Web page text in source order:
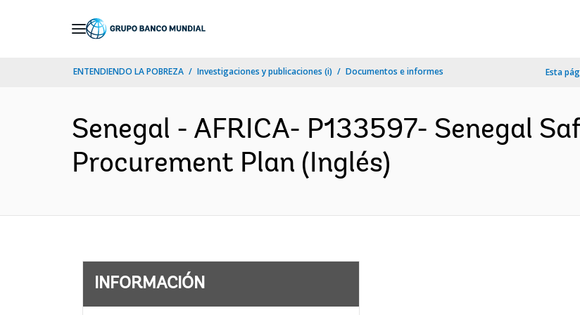
ENTENDIENDO LA POBREZA Investigaciones y publicaciones (i) Documentos e informes Esta
Senegal - AFRICA- P133597- Senegal
Procurement Plan (Inglés)
INFORMACIÓN